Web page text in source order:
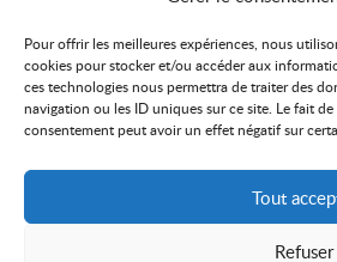
Pour offrir les meilleures expériences, nous
cookies pour stocker et/ou accéder aux
ces technologies nous permettra de traiter des
navigation ou les ID uniques sur ce site. Le fait
consentement peut avoir un effet négatif sur
Tout
Refuser